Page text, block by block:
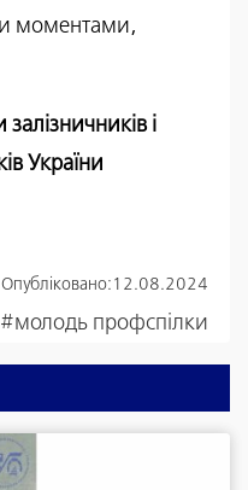
моментами,
залізничників і
України
Опубліковано: 12.08.2024
#молодь профспілки